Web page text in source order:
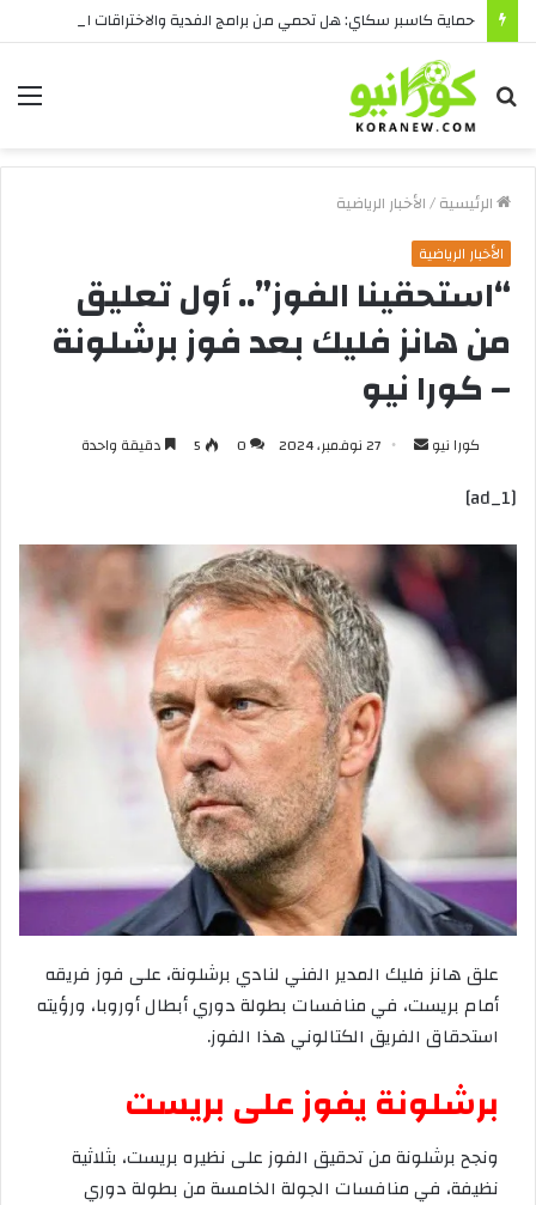
بحث
عن
الرئيسية/الأخبار الرياضية
الأخبار الرياضية
“استحقينا الفوز”.. أول تعليق
من هانز فليك بعد فوز برشلونة
– كورا نيو
كورا نيو
أرسل 27 نوفمبر، 2024 0
5 دقيقة واحدة
[ad_1]
علقهانز فليك المدير الفني لناديبرشلونة، على فوز فريقه
أمامبريست، فيمنافساتبطولةدوريأبطالأوروبا، ورؤيته
استحقاق الفريق الكتالونيهذا الفوز.
برشلونةيفوزعلى بريست
ونجحبرشلونةمنتحقيق الفوز علىنظيرهبريست، بثلاثية
نظيفة، فيمنافسات الجولة الخامسةمنبطولةدوري